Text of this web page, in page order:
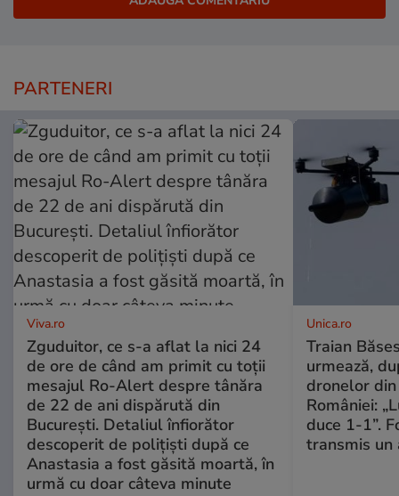
PARTENERI
Viva.ro
Zguduitor, ce s-a aflat la nici 24
de ore de când am primit cu toții
mesajul Ro-Alert despre tânăra
de 22 de ani dispărută din
București. Detaliul înfiorător
descoperit de polițiști după ce
Anastasia a fost găsită moartă, în
urmă cu doar câteva minute
Unica.ro
Traian
urmează,
dronelor
României:
duce 1-1”.
transmis un